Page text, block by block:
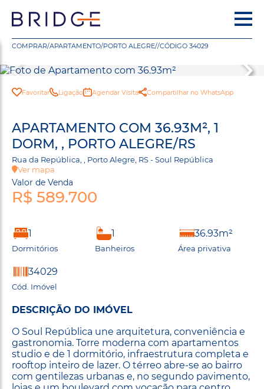
COMPRAR/APARTAMENTO/PORTO ALEGRE//CÓDIGO 34029
Favoritar Ligação Agendar Visita Compartilhar no WhatsApp
APARTAMENTO COM 36.93M², 1
DORM, , PORTO ALEGRE/RS
Rua da República, , Porto Alegre, RS - Soul República
Ver mapa
Valor de Venda
R$ 589.700
1
Dormitórios
1
Banheiros
36.93m²
Área privativa
34029
Cód. Imóvel
DESCRIÇÃO DO IMÓVEL
O Soul República une arquitetura, conveniência e
gastronomia. Torre moderna com apartamentos
studio e de 1 dormitório, infraestrutura completa e
rooftop inteiro de lazer. O térreo abre-se ao bairro
com gentilezas urbanas e, no segundo pavimento,